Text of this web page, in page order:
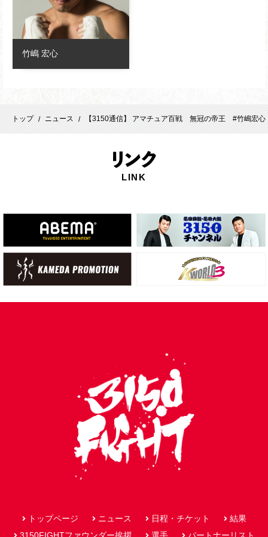
竹嶋 宏心
トップ / ニュース / 【3150通信】 アマチュア百戦 無冠の帝王 #竹嶋宏
リンク
LINK
トップページ ニュース 日程・チケット
結果